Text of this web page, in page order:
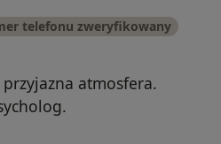
telefonu zweryfikowany
atmosfera.